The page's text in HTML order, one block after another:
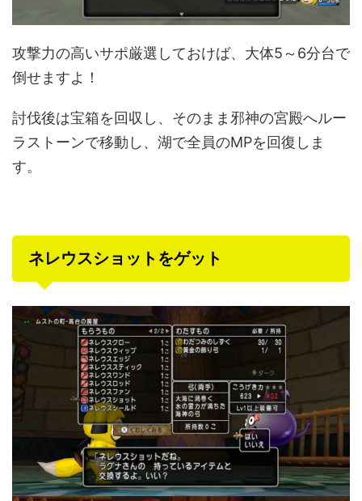
攻撃力の高いサポ厳選しておけば、大体5～6分台で
倒せますよ！
討伐後は宝箱を回収し、そのまま邪神の宮殿へルー
ラストーンで移動し、湖で全員のMPを回復しま
す。
ネレウスショットをゲット